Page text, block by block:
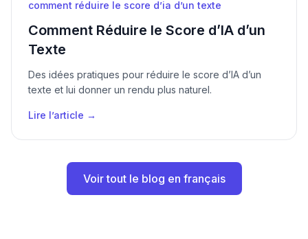
comment réduire le score d’ia d’un texte
Comment Réduire le Score d’IA d’un
Texte
Des idées pratiques pour réduire le score d’IA d’un
texte et lui donner un rendu plus naturel.
Lire l’article →
Voir tout le blog en français